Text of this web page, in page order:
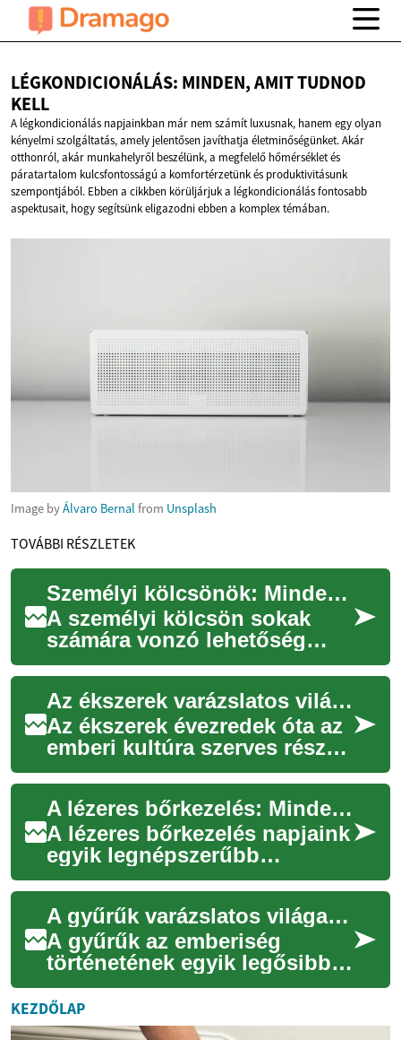
LÉGKONDICIONÁLÁS: MINDEN, AMITTUDNOD
KELL
A légkondicionálás napjainkban már nem számít luxusnak, hanem egy olyan
kényelmi szolgáltatás, amely jelentősen javíthatja életminőségünket. Akár
otthonról, akár munkahelyről beszélünk, a megfelelő hőmérséklet és
páratartalom kulcsfontosságú a komfortérzetünk és produktivitásunk
szempontjából. Ebben a cikkben körüljárjuk a légkondicionálás fontosabb
aspektusait, hogy segítsünk eligazodni ebben a komplex témában.
Image byÁlvaro Bernal from Unsplash
TOVÁBBI RÉSZLETEK
Személyi kölcsönök: Minden, amit tudnod kell
A személyi kölcsön sokak
számára vonzó lehetőség
lehet, amikor pénzügyi
segítségre van szükségük. Ez
a rugalmas hitel...
Az ékszerek varázslatos világa: Minden, amit tudnod kell
Az ékszerek évezredek óta az
emberi kultúra szerves részét
képezik, kifejezve viselőjük
személyiségét, társadalmi
stá...
A lézeres bőrkezelés: Minden, amit tudnod kell
A lézeres bőrkezelés napjaink
egyik legnépszerűbb
szépészeti eljárása. Ez a
modern technológia számos
bőrproblémára k...
A gyűrűk varázslatos világa: Minden, amit tudnod kell
A gyűrűk az emberiség
történetének egyik legősibb
és legfontosabb ékszerei,
amelyek nem csupán
díszítőelemként szolgá...
KEZDŐLAP